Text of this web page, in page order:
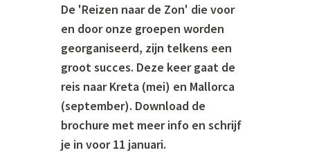
De 'Reizen naar de Zon' die voor
en door onze groepen worden
georganiseerd, zijn telkens een
groot succes. Deze keer gaat de
reis naar Kreta (mei) en Mallorca
(september). Download de
brochure met meer info en schrijf
je in voor 11 januari.